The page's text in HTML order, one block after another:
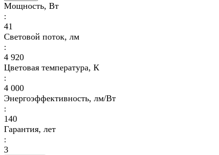
Мощность, Вт
:
41
Световой поток, лм
:
4 920
Цветовая температура, К
:
4 000
Энергоэффективность, лм/Вт
:
140
Гарантия, лет
:
3